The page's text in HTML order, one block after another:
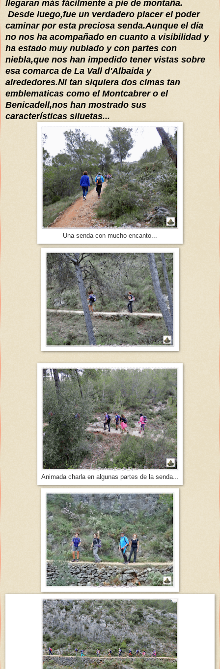
llegaran más fácilmente a pie de montaña.
Desde luego,fue un verdadero placer el poder
caminar por esta preciosa senda.Aunque el día
no nos ha acompañado en cuanto a visibilidad y
ha estado muy nublado y con partes con
niebla,que nos han impedido tener vistas sobre
esa comarca de La Vall d'Albaida y
alrededores.Ni tan siquiera dos cimas tan
emblematicas como el Montcabrer o el
Benicadell,nos han mostrado sus
características siluetas...
Una senda con mucho encanto...
Animada charla en algunas partes de la senda...